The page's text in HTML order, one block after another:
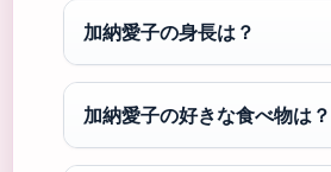
加納愛子の身長は？
加納愛子の好きな食べ物は？